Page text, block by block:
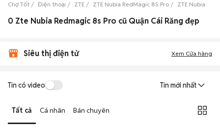
Chợ Tốt Điện thoại ZTE ZTE Nubia RedMagic 8S Pro ZTE Nubia
0 Zte Nubia Redmagic 8s Pro cũ Quận Cái Răng đẹp
Siêu thị điện tử Xem Cửa hàng
Tin có video Tin mới nhất
Tất cả Cá nhân Bán chuyên